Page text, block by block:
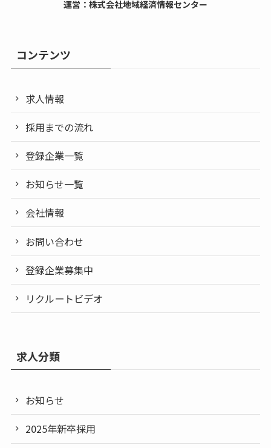
運営：株式会社地域経済情報センター
コンテンツ
求人情報
採用までの流れ
登録企業一覧
お知らせ一覧
会社情報
お問い合わせ
登録企業募集中
リクルートビデオ
求人分類
お知らせ
2025年新卒採用